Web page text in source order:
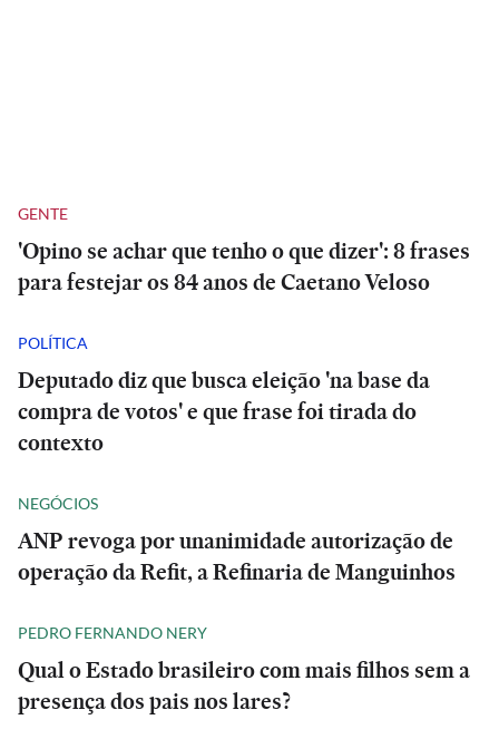
GENTE
'Opino se achar que tenho o que dizer': 8 frases
para festejar os 84 anos de Caetano Veloso
POLÍTICA
Deputado diz que busca eleição 'na base da
compra de votos' e que frase foi tirada do
contexto
NEGÓCIOS
ANP revoga por unanimidade autorização de
operação da Refit, a Refinaria de Manguinhos
PEDRO FERNANDO NERY
Qual o Estado brasileiro com mais filhos sem a
presença dos pais nos lares?